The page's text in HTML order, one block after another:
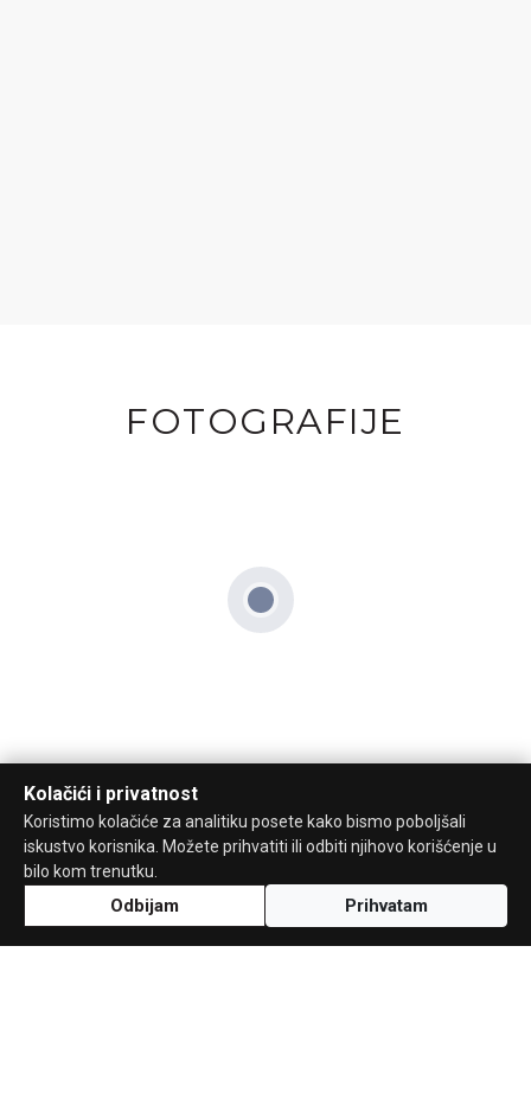
FOTOGRAFIJE
Kolačići i privatnost
Koristimo kolačiće za analitiku posete kako bismo poboljšali
iskustvo korisnika. Možete prihvatiti ili odbiti njihovo korišćenje u
bilo kom trenutku.
Odbijam Prihvatam